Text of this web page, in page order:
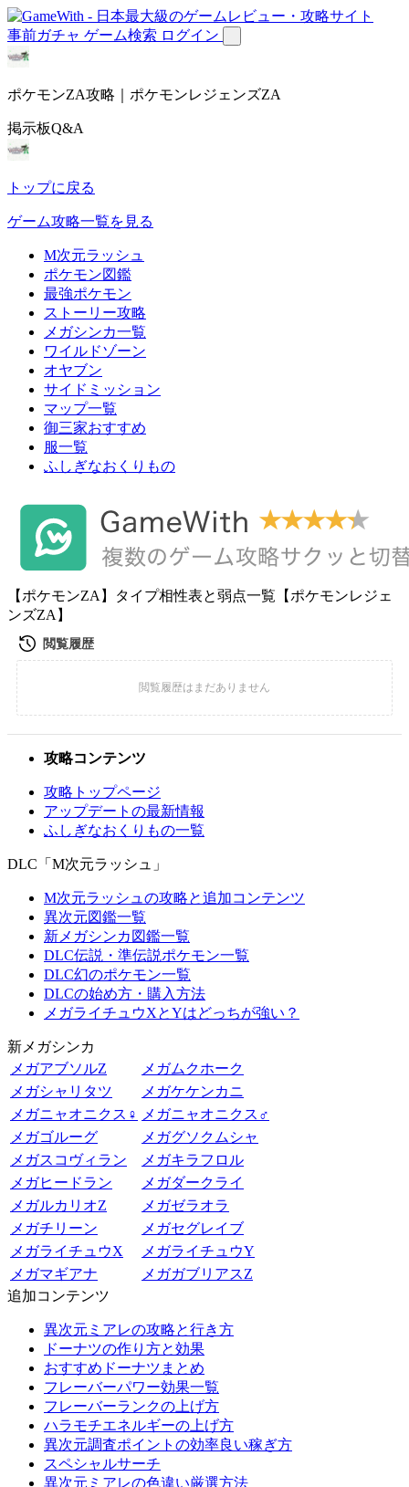
事前ガチャ ゲーム検索 ログイン
ポケモンZA攻略｜ポケモンレジェンズZA
掲示板Q&A
トップに戻る
ゲーム攻略一覧を見る
M次元ラッシュ
ポケモン図鑑
最強ポケモン
ストーリー攻略
メガシンカ一覧
ワイルドゾーン
オヤブン
サイドミッション
マップ一覧
御三家おすすめ
服一覧
ふしぎなおくりもの
【ポケモンZA】タイプ相性表と弱点一覧【ポケモンレジェ
ンズZA】
攻略コンテンツ
攻略トップページ
アップデートの最新情報
ふしぎなおくりもの一覧
DLC「M次元ラッシュ」
M次元ラッシュの攻略と追加コンテンツ
異次元図鑑一覧
新メガシンカ図鑑一覧
DLC伝説・準伝説ポケモン一覧
DLC幻のポケモン一覧
DLCの始め方・購入方法
メガライチュウXとYはどっちが強い？
新メガシンカ
メガアブソルZ
メガムクホーク
メガシャリタツ
メガケケンカニ
メガニャオニクス♀
メガニャオニクス♂
メガゴルーグ
メガグソクムシャ
メガスコヴィラン
メガキラフロル
メガヒードラン
メガダークライ
メガルカリオZ
メガゼラオラ
メガチリーン
メガセグレイブ
メガライチュウX
メガライチュウY
メガマギアナ
メガガブリアスZ
追加コンテンツ
異次元ミアレの攻略と行き方
ドーナツの作り方と効果
おすすめドーナツまとめ
フレーバーパワー効果一覧
フレーバーランクの上げ方
ハラモチエネルギーの上げ方
異次元調査ポイントの効率良い稼ぎ方
スペシャルサーチ
異次元ミアレの色違い厳選方法